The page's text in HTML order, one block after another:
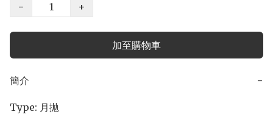
−
+
加至購物車
簡介 −
Type: 月拋